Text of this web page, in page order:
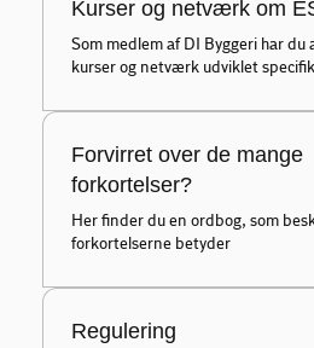
Kurser og netværk om
Som medlem af DI Byggeri har du
kurser og netværk udviklet
Forvirret over de mange
forkortelser?
Her finder du en ordbog, som
forkortelserne betyder
Regulering